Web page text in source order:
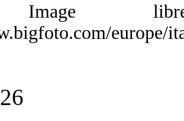
europe/